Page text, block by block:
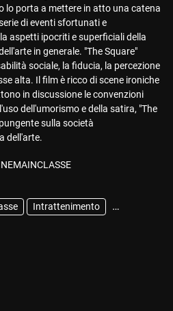
lo porta a mettere in atto una catena
di eventi sfortunati e
aspetti ipocriti e superficiali della
in generale. "The Square"
sociale, la fiducia, la percezione
alta. Il film è ricco di scene ironiche
in discussione le convenzioni
dell'umorismo e della satira, "The
sulla società
dell'arte.
Intrattenimento Pastorale